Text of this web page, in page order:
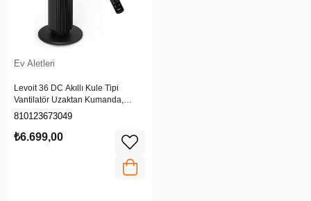
Ev Aletleri
Levoit 36 DC Akıllı Kule Tipi
Vantilatör Uzaktan Kumanda,
Zamanlayıcı, Sessiz ve Güçlü
dB
810123673049
₺6.699,00